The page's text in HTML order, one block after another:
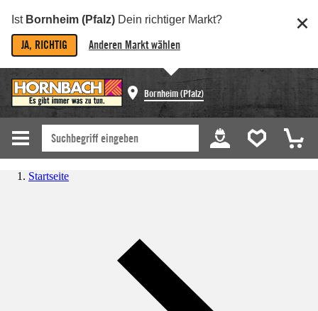
Ist Bornheim (Pfalz) Dein richtiger Markt?
JA, RICHTIG Anderen Markt wählen
Bornheim (Pfalz)
Startseite